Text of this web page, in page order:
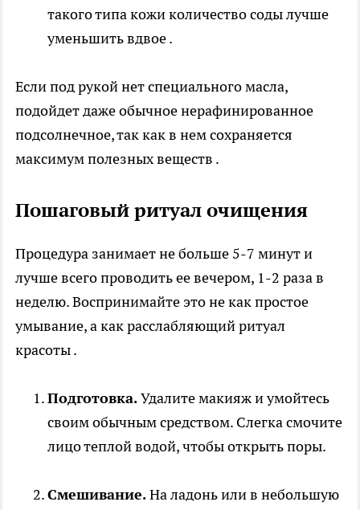
такого типа кожи количество соды лучше
уменьшить вдвое .
Если под рукой нет специального масла,
подойдет даже обычное нерафинированное
подсолнечное, так как в нем сохраняется
максимум полезных веществ .
Пошаговый ритуал очищения
Процедура занимает не больше 5-7 минут и
лучше всего проводить ее вечером, 1-2 раза в
неделю. Воспринимайте это не как простое
умывание, а как расслабляющий ритуал
красоты .
Подготовка.Удалите макияж и умойтесь
своим обычным средством. Слегка смочите
лицо теплой водой, чтобы открыть поры.
Смешивание.На ладонь или в небольшую